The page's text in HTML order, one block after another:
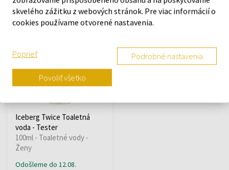
15,24 € 17,98 €
Iceberg Twice Toaletná
voda - Tester
100ml - Toaletné vody -
Ženy
Odošleme do 12.08.
skvelého zážitku z webových stránok. Pre viac informácií o
cookies používame otvorené nastavenia.
Poprieť Podrobné nastavenia
Povoliť všetko